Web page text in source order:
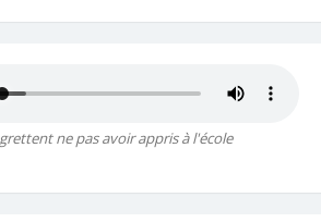
ne pas avoir appris à l'école